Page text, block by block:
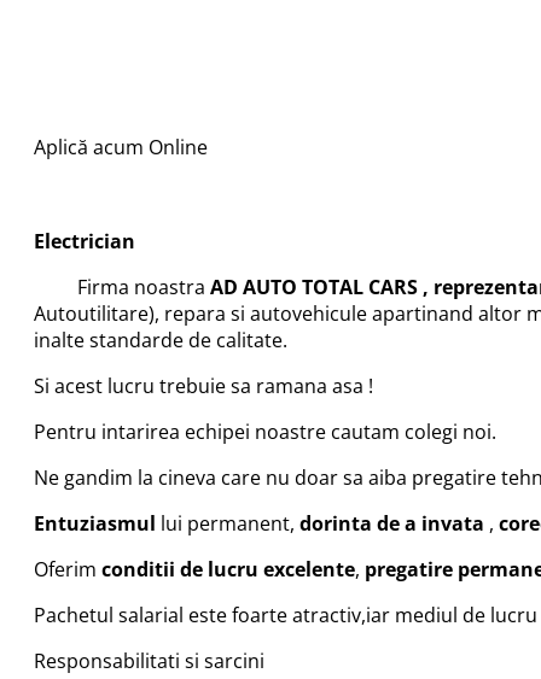
Aplică acum Online
Electrician
Firma noastra AD AUTO TOTAL CARS ,
Autoutilitare), repara si autovehicule apartinand altor
inalte standarde de calitate.
Si acest lucru trebuie sa ramana asa !
Pentru intarirea echipei noastre cautam colegi noi.
Ne gandim la cineva care nu doar sa aiba pregatire
Entuziasmul lui permanent, dorinta de a invata ,
Oferim conditii de lucru excelente, pregatire
Pachetul salarial este foarte atractiv,iar mediul de
Responsabilitati si sarcini